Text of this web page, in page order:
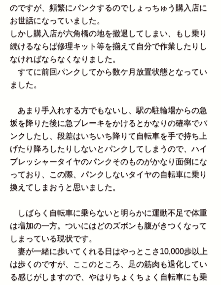
のですが、頻繁にパンクするのでしょっちゅう購入店に
お世話になっていました。
しかし購入店が六角橋の地を撤退してしまい、もし乗り
続けるならば修理キット等を揃えて自分で作業したりし
なければならなくなりました。
すてに前回パンクしてから数ケ月放置状態となってい
ました。
あまり手入れする方でもないし、駅の駐輪場からの急
坂を降りた後に急ブレーキをかけるとかなりの確率でパ
ンクしたし、段差はいちいち降りて自転車を手で持ち上
げたり降ろしたりしないとパンクしてしまうので、ハイ
プレッシャータイヤのパンクそのものがかなり面倒にな
っており、この際、パンクしないタイヤの自転車に乗り
換えてしまおうと思いました。
しばらく自転車に乗らないと明らかに運動不足で体重
は増加の一方。ついにはどのズボンも腹がきつくなって
しまっている現状です。
妻が一緒に歩いてくれる日はやっとこさ10,000歩以上
は歩くのですが、ここのところ、足の筋肉も退化してい
る感じがしますので、やはりちょくちょく自転車にも乗